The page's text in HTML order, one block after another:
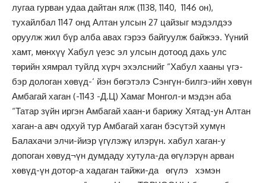
лугаа гурван удаа дайтан ялж (1138, 1140, 1146 он),
тухайлбал 1147 онд Алтан улсын 27 цайзыг мэдэлдээ
оруулж жил бүр алба авах гэрээ байгуулж байжээ. Үүний
хамт, мөнхүү Хабул үеэс эл улсын дотоод дахь улс
төрийн хямрал туйлд хүрч эхэлснийг “Хабул хааны үгэ-
бэр дологан хөвүд-‘ йэн бөгэтэлэ Сэнгүн-билгэ-ийн хөвүн
Амбагай хаган (-1143 -Д.Ц) Хамаг Монгол-и мэдэн аба
“Татар зүйн иргэн Амбагай хаан-и барижу Хятад-ун Алтан
хаган-а авч одхуй тур Амбагай хаган бэсүтэй хумүн
Балахачи элчи-йиэр үгүлэжү илэрүн. хабул хаган-у
допоган хөвуд¬үн думдаду хутула-да өгүлэрүн арван
хөвүд-үн дотор-а хадаган тайжи-да өгүлэ хэмэн